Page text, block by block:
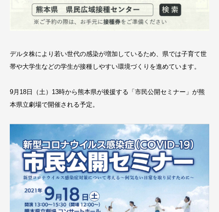
デルタ株により若い世代の感染が増加しているため、県では子育て世
帯や大学生などの学生が接種しやすい環境づくりを進めています。
9月18日（土）13時から熊本県が後援する「市民公開セミナー」が熊
本県立劇場で開催される予定。